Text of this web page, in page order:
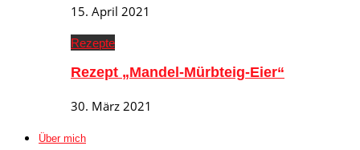
15. April 2021
Rezepte
Rezept „Mandel-Mürbteig-Eier“
30. März 2021
Über mich